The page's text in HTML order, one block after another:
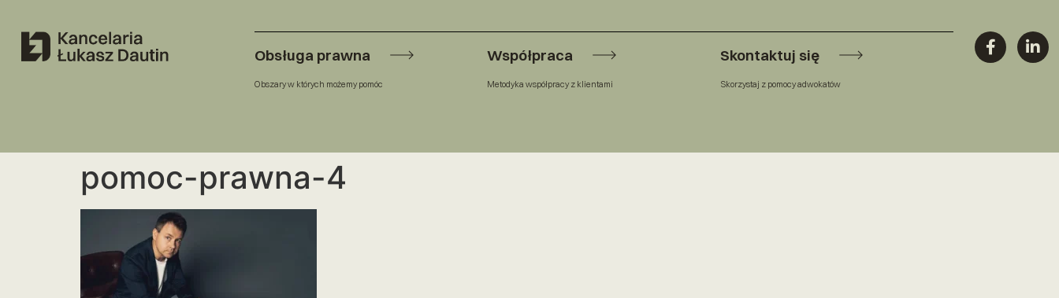
Obsługa prawna
Obszary w których możemy pomóc
Współpraca
Metodyka współpracy z klientami
Skontaktuj się
Skorzystaj z pomocy adwokatów
pomoc-prawna-4